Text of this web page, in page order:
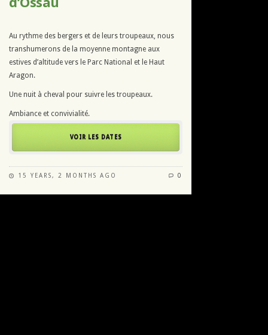
Au rythme des bergers et de leurs troupeaux, nous
transhumerons de la moyenne montagne aux
estives d’altitude vers le Parc National et le Haut
Aragon.
Une nuit à cheval pour suivre les troupeaux.
Ambiance et convivialité.
VOIR LES DATES
15 YEARS, 2 MONTHS AGO 0